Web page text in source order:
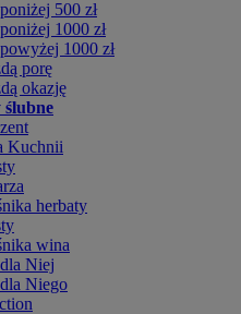
500 zł
1000 zł
1000 zł
porę
okazję
ślubne
Kuchnii
herbaty
wina
Niej
Niego